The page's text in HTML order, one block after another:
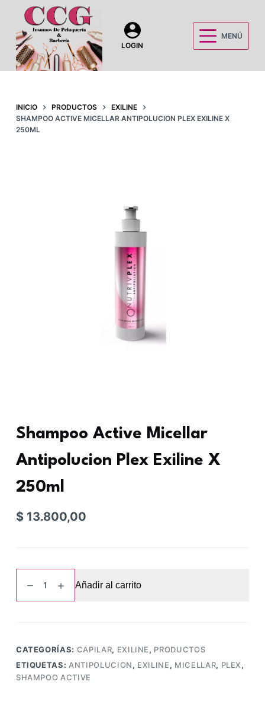
a
LOGIN
MENÚ
INICIO PRODUCTOS
EXILINE
SHAMPOO ACTIVE MICELLAR ANTIPOLUCION PLEX EXILINE X
250ML
Shampoo Active Micellar
Antipolucion Plex Exiline X
250ml
$13.800,00
Active
Micellar
Exiline
X
250ml
Añadir al carrito
CATEGORÍAS: CAPILAR, EXILINE, PRODUCTOS
ETIQUETAS:ANTIPOLUCION, EXILINE, MICELLAR, PLEX,
SHAMPOO ACTIVE